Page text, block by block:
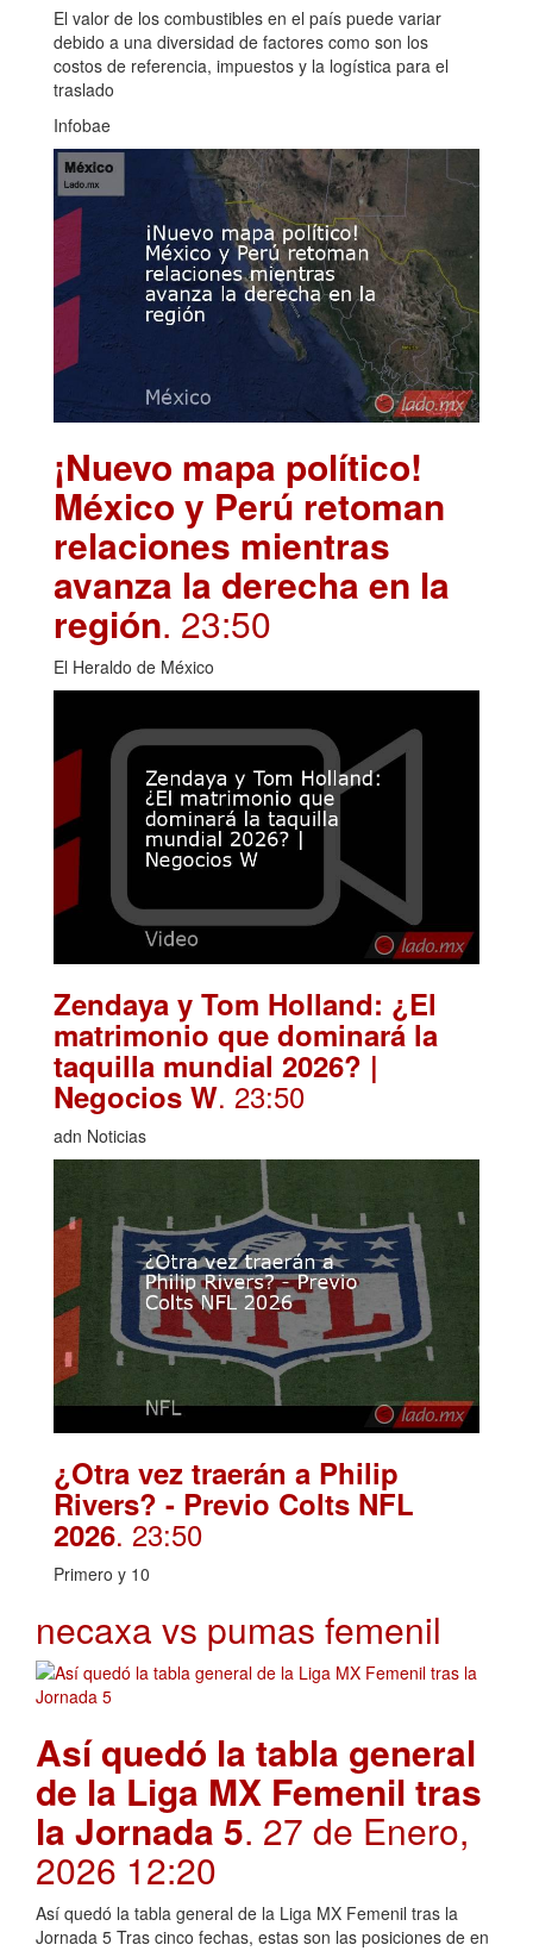
El valor de los combustibles en el país puede variar
debido a una diversidad de factores como son los
costos de referencia, impuestos y la logística para el
traslado
Infobae
¡Nuevo mapa político!
México y Perú retoman
relaciones mientras
avanza la derecha en la
región. 23:50
El Heraldo de México
Zendaya y Tom Holland: ¿El
matrimonio que dominará la
taquilla mundial 2026? |
Negocios W. 23:50
adn Noticias
¿Otra vez traerán a Philip
Rivers? - Previo Colts NFL
2026. 23:50
Primero y 10
necaxa vs pumas femenil
Así quedó la tabla general
de la Liga MX Femenil tras
la Jornada 5. 27 de Enero,
2026 12:20
Así quedó la tabla general de la Liga MX Femenil tras la
Jornada 5 Tras cinco fechas, estas son las posiciones de en